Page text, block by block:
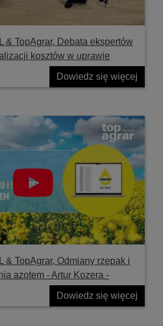
& TopAgrar, Debata ekspertów
kosztów w uprawie
Dowiedz się więcej
& TopAgrar, Odmiany rzepak i
azotem - Artur Kozera -
Dowiedz się więcej